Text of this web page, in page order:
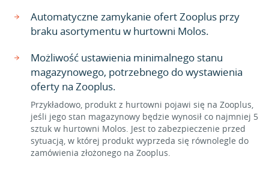
Automatyczne zamykanie ofert Zooplus przy
braku asortymentu w hurtowni Molos.
Możliwość ustawienia minimalnego stanu
magazynowego, potrzebnego do wystawienia
oferty na Zooplus.
Przykładowo, produkt z hurtowni pojawi się na Zooplus,
jeśli jego stan magazynowy będzie wynosił co najmniej 5
sztuk w hurtowni Molos. Jest to zabezpieczenie przed
sytuacją, w której produkt wyprzeda się równolegle do
zamówienia złożonego na Zooplus.